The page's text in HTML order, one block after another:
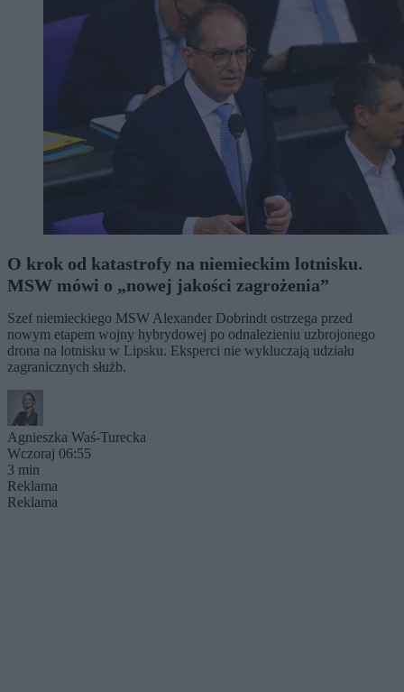
O krok od katastrofy na niemieckim lotnisku.
MSW mówi o „nowej jakości zagrożenia”
Szef niemieckiego MSW Alexander Dobrindt ostrzega przed
nowym etapem wojny hybrydowej po odnalezieniu uzbrojonego
drona na lotnisku w Lipsku. Eksperci nie wykluczają udziału
zagranicznych służb.
Agnieszka Waś-Turecka
Wczoraj 06:55
3 min
Reklama
Reklama